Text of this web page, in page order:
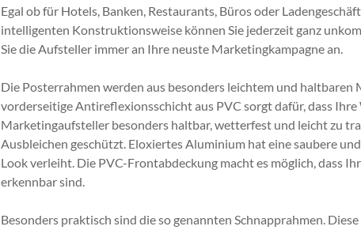
Egal ob für Hotels, Banken, Restaurants, Büros oder
intelligenten Konstruktionsweise können Sie jederzeit ganz
Sie die Aufsteller immer an Ihre neuste Marketingkampagne an.
Die Posterrahmen werden aus besonders leichtem und
vorderseitige Antireflexionsschicht aus PVC sorgt dafür, dass
Marketingaufsteller besonders haltbar, wetterfest und leicht zu
Ausbleichen geschützt. Eloxiertes Aluminium hat eine saubere
Look verleiht. Die PVC-Frontabdeckung macht es möglich, dass
erkennbar sind.
Besonders praktisch sind die so genannten Schnapprahmen.